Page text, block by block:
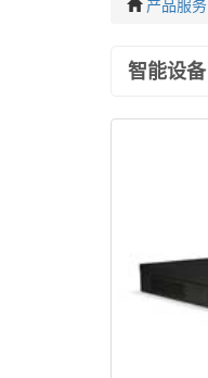
产品服务
智能设备